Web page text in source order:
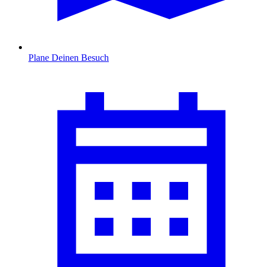
Plane Deinen Besuch